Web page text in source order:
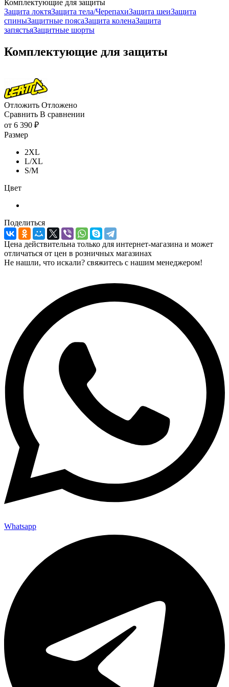
Комплектующие для защиты
Защита локтяЗащита тела/ЧерепахиЗащита шеиЗащита
спиныЗащитные поясаЗащита коленаЗащита
запястьяЗащитные шорты
Комплектующие для защиты
Отложить Отложено
Сравнить В сравнении
от 6 390 ₽
Размер
2XL
L/XL
S/M
Цвет
Поделиться
Цена действительна только для интернет-магазина и может
отличаться от цен в розничных магазинах
Не нашли, что искали? свяжитесь с нашим менеджером!
Whatsapp